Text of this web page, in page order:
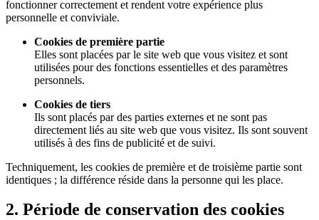
fonctionner correctement et rendent votre expérience plus
personnelle et conviviale.
Cookies de première partie
Elles sont placées par le site web que vous visitez et sont
utilisées pour des fonctions essentielles et des paramètres
personnels.
Cookies de tiers
Ils sont placés par des parties externes et ne sont pas
directement liés au site web que vous visitez. Ils sont souvent
utilisés à des fins de publicité et de suivi.
Techniquement, les cookies de première et de troisième partie sont
identiques ; la différence réside dans la personne qui les place.
2. Période de conservation des cookies